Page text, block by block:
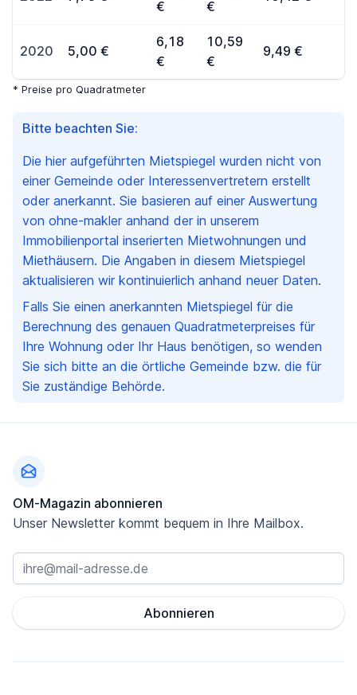
Bitte beachten Sie:
Die hier aufgeführten Mietspiegel wurden nicht von
einer Gemeinde oder Interessenvertretern erstellt
oder anerkannt. Sie basieren auf einer Auswertung
von ohne-makler anhand der in unserem
Immobilienportal inserierten Mietwohnungen und
Miethäusern. Die Angaben in diesem Mietspiegel
aktualisieren wir kontinuierlich anhand neuer Daten.
Falls Sie einen anerkannten Mietspiegel für die
Berechnung des genauen Quadratmeterpreises für
Ihre Wohnung oder Ihr Haus benötigen, so wenden
Sie sich bitte an die örtliche Gemeinde bzw. die für
Sie zuständige Behörde.
€
€
2020 5,00 €
6,18
€
10,59
€
9,49 €
* Preise pro Quadratmeter
OM-Magazin abonnieren
Unser Newsletter kommt bequem in Ihre Mailbox.
Abonnieren